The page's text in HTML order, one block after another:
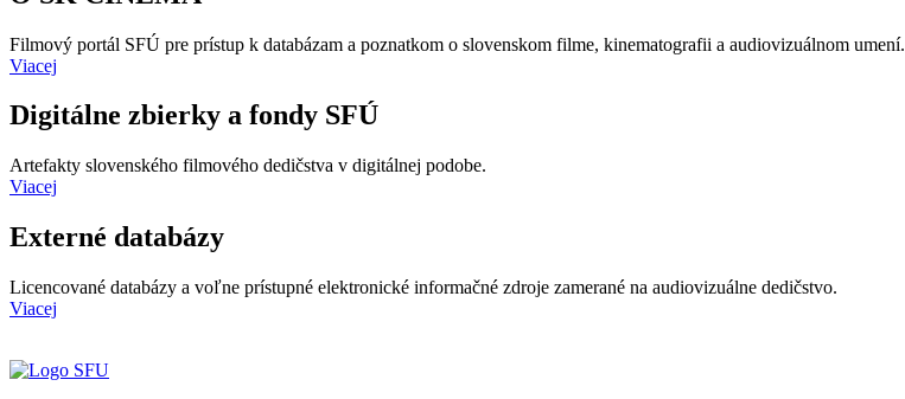
Filmový portál SFÚ pre prístup k databázam a poznatkom o slovenskom filme, kinematografii a audiovizuálnom umení.
Viacej
Digitálne zbierky a fondy SFÚ
Artefakty slovenského filmového dedičstva v digitálnej podobe.
Viacej
Externé databázy
Licencované databázy a voľne prístupné elektronické informačné zdroje zamerané na audiovizuálne dedičstvo.
Viacej